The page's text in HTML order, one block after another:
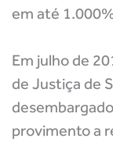
em até
Em julho de
de Justiça de
provimento a